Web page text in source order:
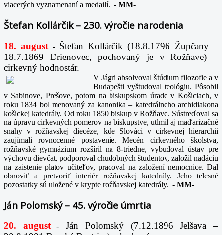
viacerých vyznamenaní a medailí. - MM-
Štefan Kollárčik – 230. výročie narodenia
18. august -
Štefan Kollárčik (18.8.1796 Župčany –
18.7.1869 Drienovec, pochovaný je v Rožňave) –
cirkevný hodnostár.
V Jágri absolvoval štúdium filozofie a v
Budapešti vyštudoval teológiu. Pôsobil
v Sabinove, Prešove, potom na biskupskom úrade v Košiciach, v
roku 1834 bol menovaný za kanonika – katedrálneho archidiakona
košickej katedrály. Od roku 1850 biskup v Rožňave. Sústreďoval sa
na úpravu cirkevných pomerov na biskupstve, utlmil aj maďarizačné
snahy v rožňavskej diecéze, kde Slováci v cirkevnej hierarchii
zaujímali rovnocenné postavenie. Mecén cirkevného školstva,
rožňavské gymnázium rozšíril na 8-triedne, vybudoval ústav pre
výchovu dievčat, podporoval chudobných študentov, založil nadáciu
na zaistenie platov učiteľov, pracoval na založení nemocnice. Dal
obnoviť a pretvoriť interiér rožňavskej katedrály. Jeho telesné
pozostatky sú uložené v krypte rožňavskej katedrály. - MM-
Ján Polomský – 45. výročie úmrtia
20. august-
Ján Polomský (7.12.1896 Jelšava –